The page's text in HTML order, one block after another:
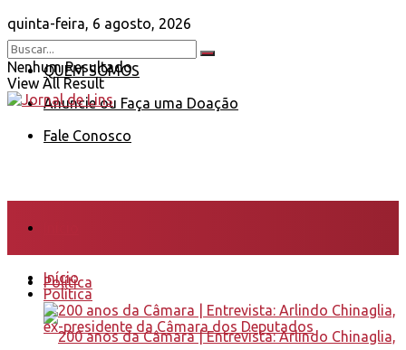
quinta-feira, 6 agosto, 2026
QUEM SOMOS
Anuncie ou Faça uma Doação
Fale Conosco
Nenhum Resultado
View All Result
Política
Início
Política